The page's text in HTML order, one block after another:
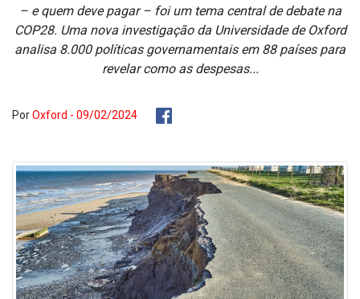
– e quem deve pagar – foi um tema central de debate na
COP28. Uma nova investigação da Universidade de Oxford
analisa 8.000 políticas governamentais em 88 países para
revelar como as despesas...
PorOxford - 09/02/2024